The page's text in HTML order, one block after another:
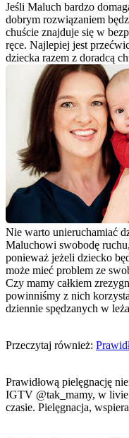
Jeśli Maluch bardzo
dobrym rozwiązaniem
chuście znajduje się w
ręce. Najlepiej jest
dziecka razem z doradcą
Nie warto unieruchamiać
Maluchowi swobodę
ponieważ jeżeli dziecko
może mieć problem ze
Czy mamy całkiem
powinniśmy z nich
dziennie spędzanych w
Przeczytaj również:
Prawidłową pielęgnację
IGTV @tak_mamy, w
czasie. Pielęgnacja,